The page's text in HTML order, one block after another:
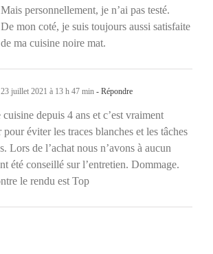
Mais personnellement, je n’ai pas testé.
De mon coté, je suis toujours aussi satisfaite
de ma cuisine noire mat.
23 juillet 2021 à 13 h 47 min - Répondre
depuis 4 ans et c’est vraiment
pour éviter les traces blanches et les tâches
Lors de l’achat nous n’avons à aucun
été conseillé sur l’entretien. Dommage.
le rendu est Top